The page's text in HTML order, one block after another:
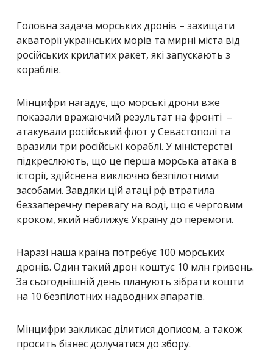
Головна задача морських дронів – захищати
акваторії українських морів та мирні міста від
російських крилатих ракет, які запускають з
кораблів.
Мінцифри нагадує, що морські дрони вже
показали вражаючий результат на фронті –
атакували російський флот у Севастополі та
вразили три російські кораблі. У міністерстві
підкреслюють, що це перша морська атака в
історії, здійснена виключно безпілотними
засобами. Завдяки цій атаці рф втратила
беззаперечну перевагу на воді, що є черговим
кроком, який наближує Україну до перемоги.
Наразі наша країна потребує 100 морських
дронів. Один такий дрон коштує 10 млн гривень.
За сьогоднішній день планують зібрати кошти
на 10 безпілотних надводних апаратів.
Мінцифри закликає ділитися дописом, а також
просить бізнес долучатися до збору.